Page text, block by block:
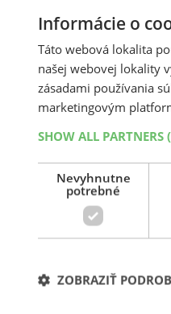
bezdušovú pneumatiku,
1950 pokoril Maurice
patrí Kleber pod koncern
zázemia pneumatikárskeho
úspech pre Michel
Rally a obúvajúce
bezdušovou pneumatikou,
ohromila aj vtedajšieho
Kleber dodnes vedie v
vyše 100 rokov vyrábajú
vozidlá. V roku 1947 prišiel
Zobraziť v eshope
Informácie o
Táto webová lokalita
našej webovej lokality
zásadami používania
marketingovým
SHOW ALL PARTNERS
Nevyhnutne
potrebné
ZOBRAZIŤ